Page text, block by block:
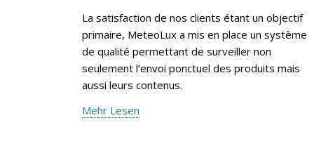
La satisfaction de nos clients étant un objectif
primaire, MeteoLux a mis en place un système
de qualité permettant de surveiller non
seulement l’envoi ponctuel des produits mais
aussi leurs contenus.
Mehr Lesen